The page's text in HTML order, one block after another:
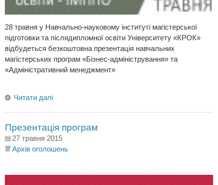
28 травня у Навчально-науковому інституті магістерської
підготовки та післядипломної освіти Університету «КРОК»
відбудеться безкоштовна презентація навчальних
магістерських програм «Бізнес-адміністрування» та
«Адміністративний менеджмент»
Читати далі
Презентація програм
27 травня 2015
Архів оголошень